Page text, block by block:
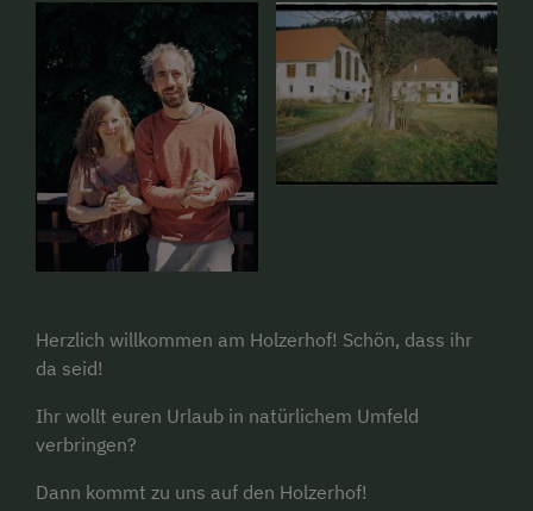
Herzlich willkommen am Holzerhof! Schön, dass ihr
da seid!
Ihr wollt euren Urlaub in natürlichem Umfeld
verbringen?
Dann kommt zu uns auf den Holzerhof!